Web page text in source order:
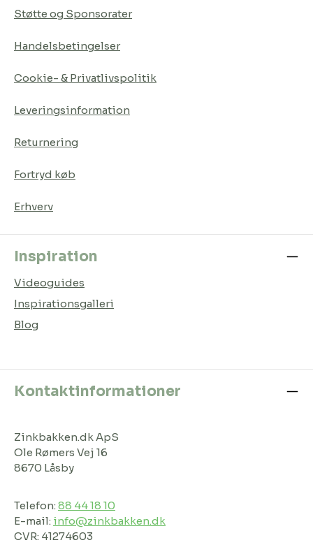
Støtte og Sponsorater
Handelsbetingelser
Cookie- & Privatlivspolitik
Leveringsinformation
Returnering
Fortryd køb
Erhverv
Inspiration
Videoguides
Inspirationsgalleri
Blog
Kontaktinformationer
Zinkbakken.dk ApS
Ole Rømers Vej 16
8670 Låsby
Telefon: 88 44 18 10
E-mail: info@zinkbakken.dk
CVR: 41274603